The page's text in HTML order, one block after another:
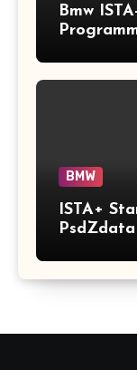
Bmw
BMW
ISTA+
PsdZdata